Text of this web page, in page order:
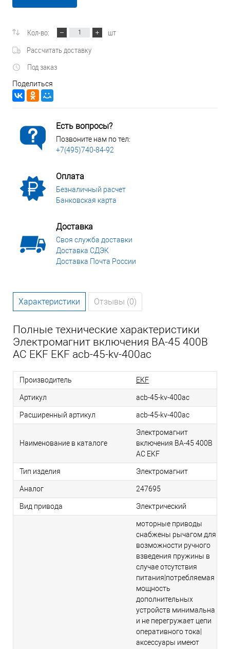
Кол-во:
шт
Рассчитать доставку
Под заказ
Поделиться
Есть вопросы?
Позвоните нам по тел:
+7(495)740-84-92
Оплата
Безналичный расчет
Банковская карта
Доставка
Своя служба доставки
Доставка СДЭК
Доставка Почта России
Характеристики Отзывы (0)
Полные технические характеристики
Электромагнит включения ВА-45 400В
АС EKF EKF acb-45-kv-400ac
Производитель EKF
Артикул acb-45-kv-400ac
Расширенный артикул acb-45-kv-400ac
Наименование в каталоге
Электромагнит
включения ВА-45 400В
АС EKF
Тип изделия Электромагнит
Аналог 247695
Вид привода Электрический
моторные приводы
снабжены рычагом для
возможности ручного
взведения пружины в
случае отсутствия
питания|потребляемая
мощность
дополнительных
устройств минимальна
и не перегружает цепи
оперативного тока|
аксессуары имеют